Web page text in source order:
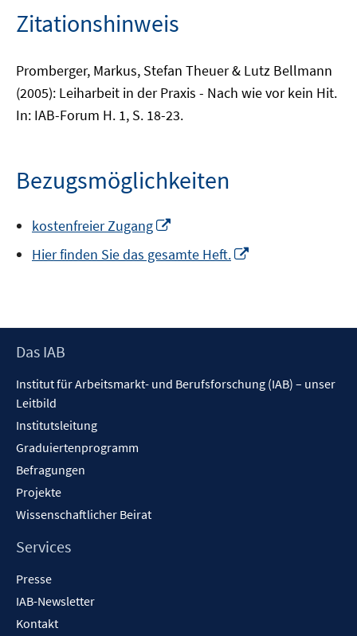
Zitationshinweis
Promberger, Markus, Stefan Theuer & Lutz Bellmann
(2005): Leiharbeit in der Praxis - Nach wie vor kein Hit.
In: IAB-Forum H. 1, S. 18-23.
Bezugsmöglichkeiten
kostenfreier Zugang
Fenster
Hier finden Sie das gesamte Heft.
Footer
Das IAB
Institut für Arbeitsmarkt- und Berufsforschung (IAB) – unser
Leitbild
Institutsleitung
Graduiertenprogramm
Befragungen
Projekte
Wissenschaftlicher Beirat
Services
Presse
IAB-Newsletter
Kontakt